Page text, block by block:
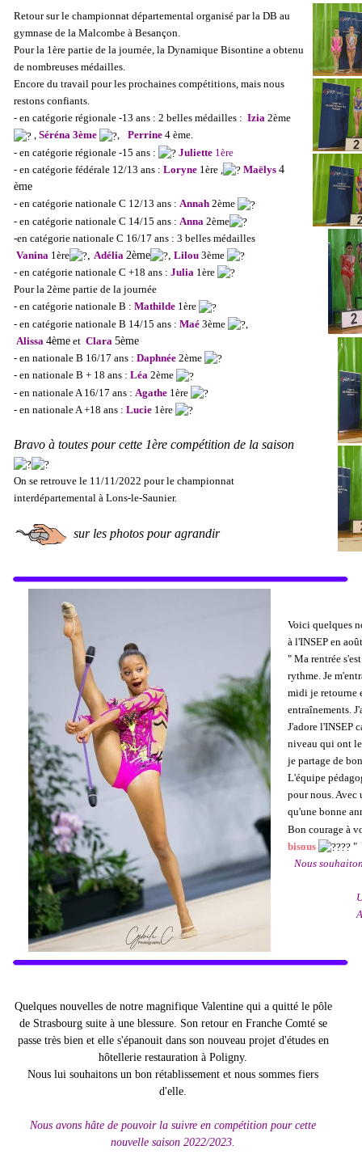
Retour sur le championnat départemental organisé par la DB au
gymnase de la Malcombe à Besançon.
Pour la 1ère partie de la journée, la Dynamique Bisontine a obtenu
de nombreuses médailles.
Encore du travail pour les prochaines compétitions, mais nous
restons confiants.
- en catégorie régionale -13 ans : 2 belles médailles : Izia 2ème
, Séréna 3ème , Perrine 4 ème.
- en catégorie régionale -15 ans :
Juliette 1ère
- en catégorie fédérale 12/13 ans : Loryne 1ère , Maëlys 4
ème
- en catégorie nationale C 12/13 ans : Annah 2ème
- en catégorie nationale C 14/15 ans : Anna 2ème
-en catégorie nationale C 16/17 ans : 3 belles médailles
Vanina 1ère Adélia 2ème Lilou 3ème
- en catégorie nationale C +18 ans : Julia 1ère
Pour la 2ème partie de la journée
- en catégorie nationale B : Mathilde 1ère
- en catégorie nationale B 14/15 ans : Maé 3ème
Alissa 4ème et Clara 5ème
- en nationale B 16/17 ans : Daphnée 2ème
- en nationale B + 18 ans : Léa 2ème
- en nationale A 16/17 ans : Agathe 1ère
- en nationale A +18 ans : Lucie 1ère
Bravo à toutes pour cette 1ère compétition de la saison
On se retrouve le 11/11/2022 pour le championnat
interdépartemental à Lons-le-Saunier.
sur les photos pour agrandir
Voici quelques
à l'INSEP en
" Ma rentrée
rythme. Je
midi je retourne
entraînements.
J'adore l'INSEP
niveau qui ont
je partage de
L'équipe
pour nous. Avec
qu'une bonne
Bon courage à
bisous
"
Nous
Quelques nouvelles de notre magnifique Valentine qui a quitté le pôle
de Strasbourg suite à une blessure. Son retour en Franche Comté se
passe très bien et elle s'épanouit dans son nouveau projet d'études en
hôtellerie restauration à Poligny.
Nous lui souhaitons un bon rétablissement et nous sommes fiers
d'elle.
Nous avons hâte de pouvoir la suivre en compétition pour cette
nouvelle saison 2022/2023.